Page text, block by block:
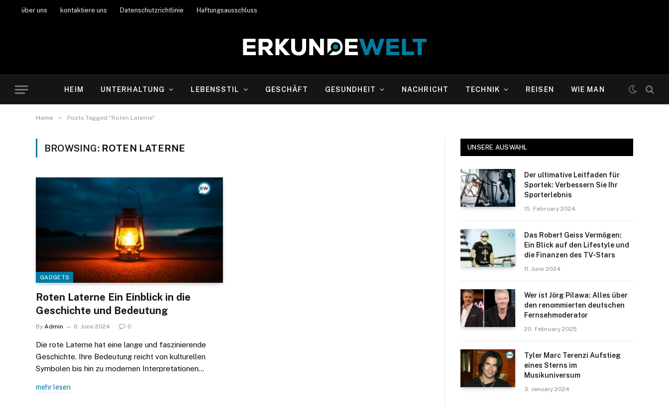
über uns kontaktiere uns Datenschutzrichtlinie Haftungsausschluss
HEIM UNTERHALTUNG LEBENSSTIL GESCHÄFT GESUNDHEIT NACHRICHT TECHNIK REISEN WIE MAN
Home » Posts Tagged "Roten Laterne"
BROWSING: ROTEN LATERNE
GADGETS
Roten Laterne Ein Einblick in die
Geschichte und Bedeutung
By Admin 6. June 2024 0
Die rote Laterne hat eine lange und faszinierende
Geschichte. Ihre Bedeutung reicht von kulturellen
Symbolen bis hin zu modernen Interpretationen…
mehr lesen
UNSERE AUSWAHL
Der ultimative Leitfaden für
Sportek: Verbessern Sie Ihr
Sporterlebnis
15. February 2024
Das Robert Geiss Vermögen:
Ein Blick auf den Lifestyle und
die Finanzen des TV-Stars
11. June 2024
Wer ist Jörg Pilawa: Alles über
den renommierten deutschen
Fernsehmoderator
20. February 2025
Tyler Marc Terenzi Aufstieg
eines Sterns im
Musikuniversum
3. January 2024